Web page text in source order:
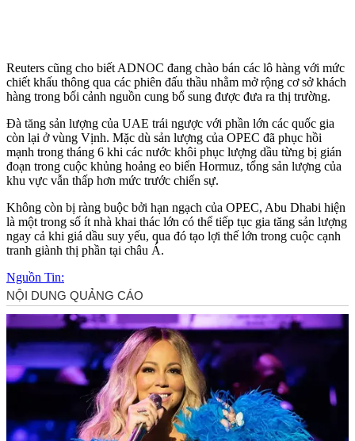
Reuters cũng cho biết ADNOC đang chào bán các lô hàng với mức
chiết khấu thông qua các phiên đấu thầu nhằm mở rộng cơ sở khách
hàng trong bối cảnh nguồn cung bổ sung được đưa ra thị trường.
Đà tăng sản lượng của UAE trái ngược với phần lớn các quốc gia
còn lại ở vùng Vịnh. Mặc dù sản lượng của OPEC đã phục hồi
mạnh trong tháng 6 khi các nước khôi phục lượng dầu từng bị gián
đoạn trong cuộc khủng hoảng eo biển Hormuz, tổng sản lượng của
khu vực vẫn thấp hơn mức trước chiến sự.
Không còn bị ràng buộc bởi hạn ngạch của OPEC, Abu Dhabi hiện
là một trong số ít nhà khai thác lớn có thể tiếp tục gia tăng sản lượng
ngay cả khi giá dầu suy yếu, qua đó tạo lợi thế lớn trong cuộc cạnh
tranh giành thị phần tại châu Á.
Nguồn Tin: